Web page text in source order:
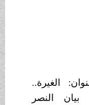
الغيرة..
النصر